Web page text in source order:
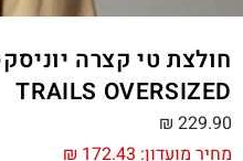
TRAILS OVERSIZED
מחיר מועדון: ₪ 172.43
₪ 229.90